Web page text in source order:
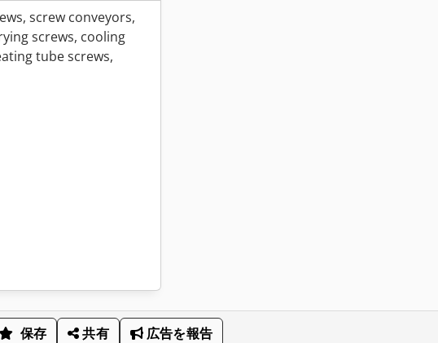
screw conveyors,
screws, cooling
tube screws,
保存 共有 広告を報告